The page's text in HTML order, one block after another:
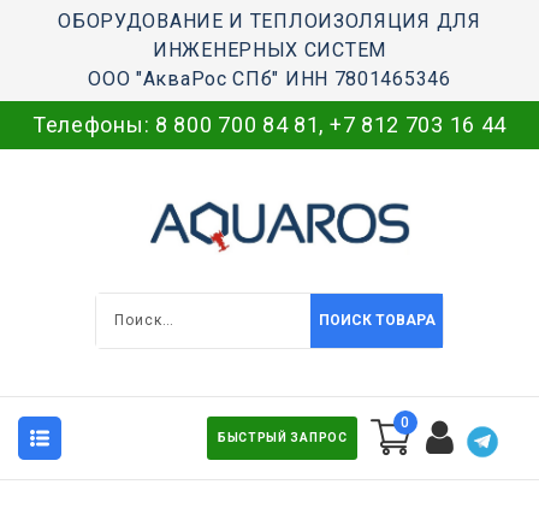
ОБОРУДОВАНИЕ И ТЕПЛОИЗОЛЯЦИЯ ДЛЯ
ИНЖЕНЕРНЫХ СИСТЕМ
ООО "АкваРос СПб" ИНН 7801465346
Телефоны: 8 800 700 84 81, +7 812 703 16 44
ПОИСК ТОВАРА
БЫСТРЫЙ ЗАПРОС
0